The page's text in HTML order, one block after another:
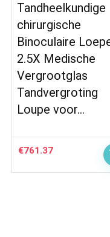
Tandheelkundige
chirurgische
Binoculaire
2.5X Medische
Vergrootglas
Tandvergroting
Loupe voor…
€761.37